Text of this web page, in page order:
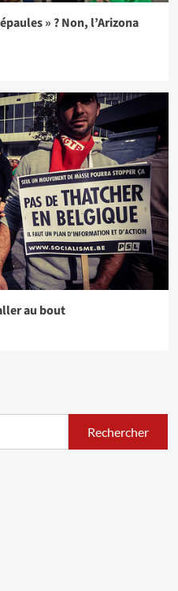
» ? Non, l’Arizona
au bout
Rechercher